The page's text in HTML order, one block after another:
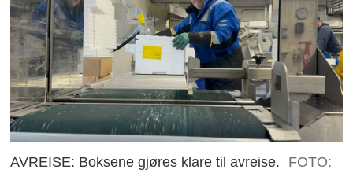
AVREISE: Boksene gjøres klare til avreise.
FOTO: